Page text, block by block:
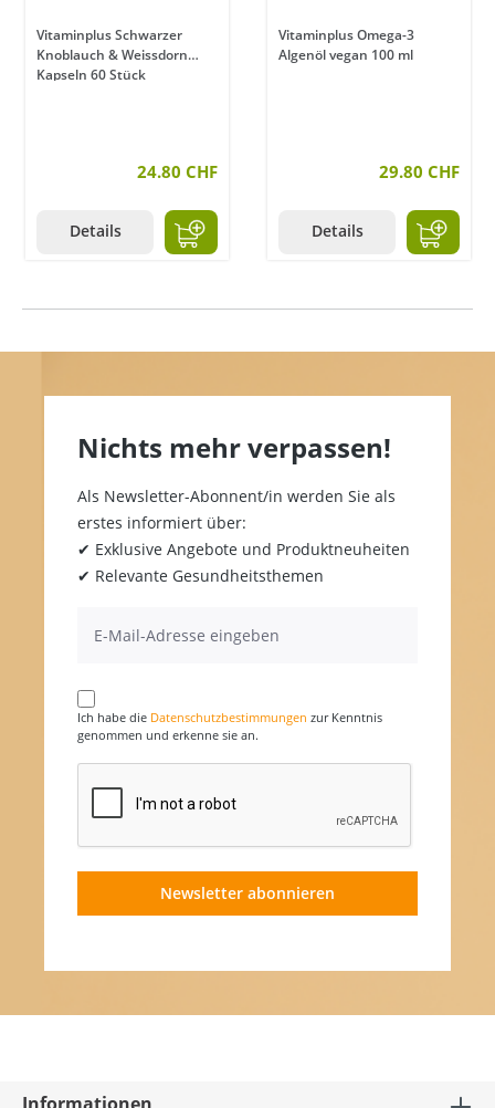
Vitaminplus Schwarzer
Knoblauch & Weissdorn
Kapseln 60 Stück
24.80 CHF
Details
Vitaminplus Omega-3
Algenöl vegan 100 ml
29.80 CHF
Details
Nichts mehr verpassen!
Als Newsletter-Abonnent/in werden Sie als
erstes informiert über:
✔ Exklusive Angebote und Produktneuheiten
✔ Relevante Gesundheitsthemen
Ich habe die Datenschutzbestimmungen zur Kenntnis
genommen und erkenne sie an.
Newsletter abonnieren